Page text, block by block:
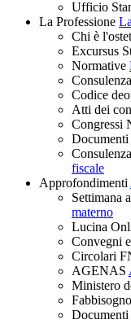
Ufficio
La Professione
Chi è
Excursus
Normative
Codice
Atti dei
Congressi
fiscale
Approfondimenti
Settimana
materno
Lucina
Convegni
Circolari
AGENAS
Ministero